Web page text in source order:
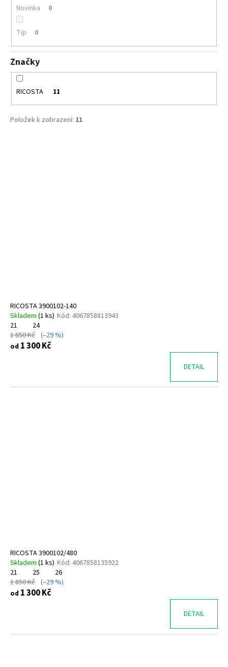
Novinka 0
Tip 0
Značky
RICOSTA 11
Položek k zobrazení: 11
ů
RICOSTA 3900102-140
Skladem (1 ks) Kód: 4067858813943
21
24
1 850 Kč (–29 %)
od 1 300 Kč
DETAIL
RICOSTA 3900102/480
Skladem (1 ks) Kód: 4067858135922
21
25
26
1 850 Kč (–29 %)
od 1 300 Kč
DETAIL
m
e
CICIBAN
ELIOT
496
800